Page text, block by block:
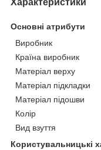
Основні атрибути
Виробник
Країна виробник
Матеріал верху
Матеріал підкладки
Матеріал підошви
Колір
Вид взуття
Користувальницькі